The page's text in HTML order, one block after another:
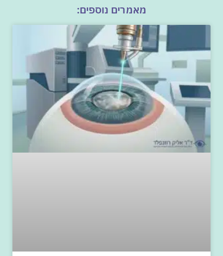
מאמרים נוספים: